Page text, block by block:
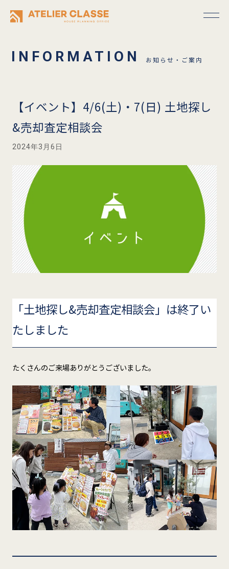
お知らせ・ご案内
【イベント】4/6(土)・7(日) 土地探し
&売却査定相談会
2024年3月6日
「土地探し&売却査定相談会」は終了い
たしました
たくさんのご来場ありがとうございました。